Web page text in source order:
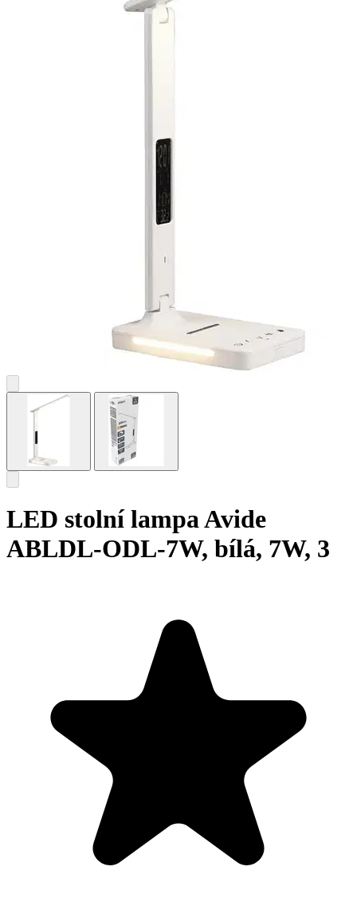
LED stolní lampa Avide
ABLDL-ODL-7W, bílá, 7W, 3